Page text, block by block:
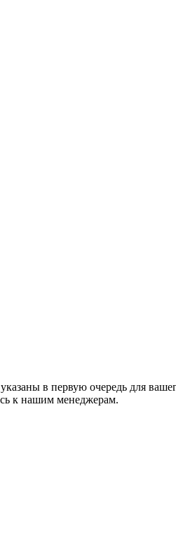
в первую очередь для
к нашим менеджерам.